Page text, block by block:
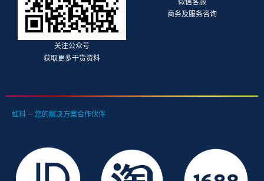
关注公众号
获取更多干货资料
微信客服
商务及服务咨询
虹科 — 您的解决方案合作伙伴